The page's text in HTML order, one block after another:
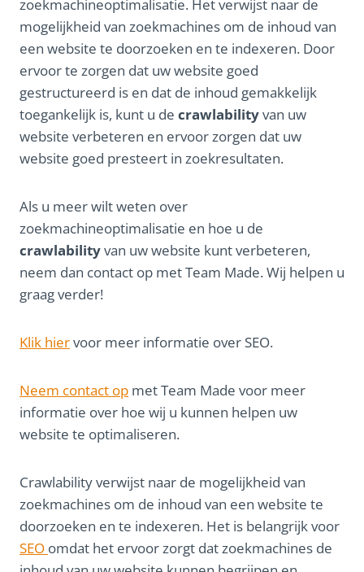
zoekmachineoptimalisatie. Het verwijst naar de
mogelijkheid van zoekmachines om de inhoud van
een website te doorzoeken en te indexeren. Door
ervoor te zorgen dat uw website goed
gestructureerd is en dat de inhoud gemakkelijk
toegankelijk is, kunt u de crawlabilityvan uw
website verbeteren en ervoor zorgen dat uw
website goed presteert in zoekresultaten.
Als u meer wilt weten over
zoekmachineoptimalisatie en hoe u de
crawlabilityvan uw website kunt verbeteren,
neem dan contact op met Team Made. Wij helpen u
graag verder!
Klik hiervoor meer informatie over SEO.
Neem contact op met Team Made voor meer
informatie over hoe wij u kunnen helpen uw
website te optimaliseren.
Crawlability verwijst naar de mogelijkheid van
zoekmachines om de inhoud van een website te
doorzoeken en te indexeren. Het is belangrijk voor
SEO omdat het ervoor zorgt dat zoekmachines de